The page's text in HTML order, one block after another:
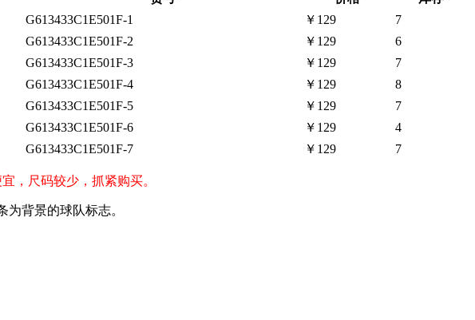
G613433C1E501F-1 ￥129
7
G613433C1E501F-2 ￥129
6
G613433C1E501F-3 ￥129
7
G613433C1E501F-4 ￥129
8
G613433C1E501F-5 ￥129
7
G613433C1E501F-6 ￥129
4
G613433C1E501F-7 ￥129 7
，尺码较少，抓紧购买。
背景的球队标志。